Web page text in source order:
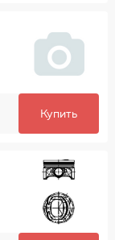
Купить